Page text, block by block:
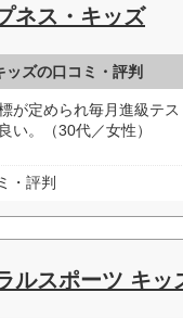
ネス・キッズ
ッズの口コミ・評判
が定められ毎月進級テ
い。（30代／女性）
・評判
ルスポーツ キッ